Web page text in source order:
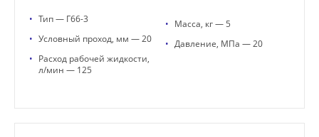
• Тип — Г66-3
• Условный проход, мм — 20
• Расход рабочей жидкости,
л/мин — 125
• Масса, кг — 5
• Давление, МПа — 20